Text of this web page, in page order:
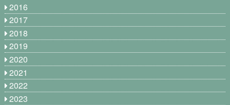
2016
2017
2018
2019
2020
2021
2022
2023